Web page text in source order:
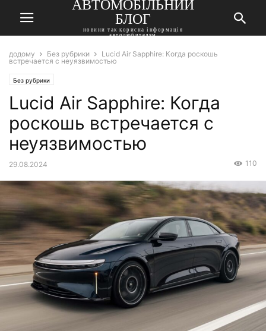
АВТОМОБІЛЬНИЙ
БЛОГ
новини так корисна інформація
автолюбителям
додому Без рубрики
Lucid Air Sapphire: Когда роскошь
встречается с неуязвимостью
Без рубрики
Lucid Air Sapphire: Когда
роскошь встречается с
неуязвимостью
29.08.2024 110